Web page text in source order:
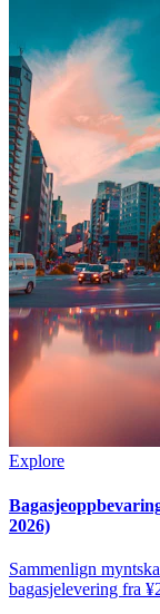
Explore
2026)
Sammenlign
bagasjelevering fra